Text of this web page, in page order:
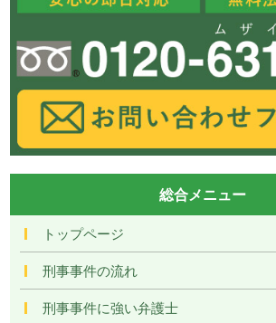
総合メニュー
トップページ
刑事事件の流れ
刑事事件に強い弁護士